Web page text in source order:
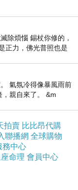
道菜，真的是
除煩惱 錫杖你修的，
正力，佛光普照也是
氣氛冷得像暴風雨前
親自來了。 &m
拍賣 比比昂代購
聯播網 全球購物
務中心
命理 會員中心